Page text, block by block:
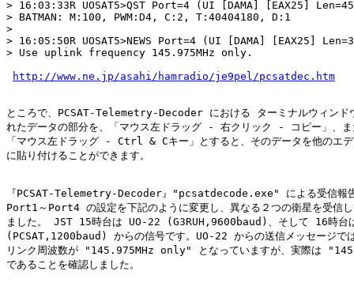
> 16:03:33R UOSAT5>QST Port=4 (UI [DAMA] [EAX25]
> BATMAN: M:100, PWM:D4, C:2, T:40404180, D:1
>
> 16:05:50R UOSAT5>NEWS Port=4 (UI [DAMA] [EAX25]
> Use uplink frequency 145.975MHz only.
http://www.ne.jp/asahi/hamradio/je9pel/pcsatdec.htm
ところで、PCSAT-Telemetry-Decoder における ターミナルウィンド
れたデータの部分を、「マウス左ドラッグ - 右クリック - コピー」、ま
「マウス左ドラッグ - Ctrl & Cキー」とすると、そのデータを他のエデ
に貼り付けることができます。
『PCSAT-Telemetry-Decoder』"pcsatdecode.exe" による受信報
Port1～Port4 の設定を下記のように変更し、異なる２つの衛星を受信
ました。 JST 15時台は UO-22 (G3RUH,9600baud)、そして 16時台
(PCSAT,1200baud) からの信号です。UO-22 からの送信メッセージで
リンク周波数が "145.975MHz only" となっていますが、実際は
であることを確認しました。